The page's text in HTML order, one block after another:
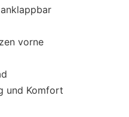
vorne
und Komfort